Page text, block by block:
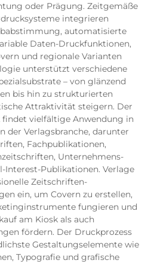
oder Prägung. Zeitgemäße
integrieren
automatisierte
Daten-Druckfunktionen,
und regionale Varianten
unterstützt verschiedene
– von glänzend
bis hin zu strukturierten
Attraktivität steigern. Der
vielfältige Anwendung in
der Verlagsbranche, darunter
Fachpublikationen,
Unternehmens-
Interest-Publikationen. Verlage
Zeitschriften-
ein, um Covern zu erstellen,
fungieren und
am Kiosk als auch
fördern. Der Druckprozess
Gestaltungselemente wie
Typografie und grafische